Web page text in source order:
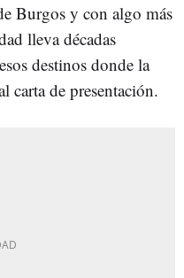
Burgos y con algo más
lleva décadas
destinos donde la
carta de presentación.